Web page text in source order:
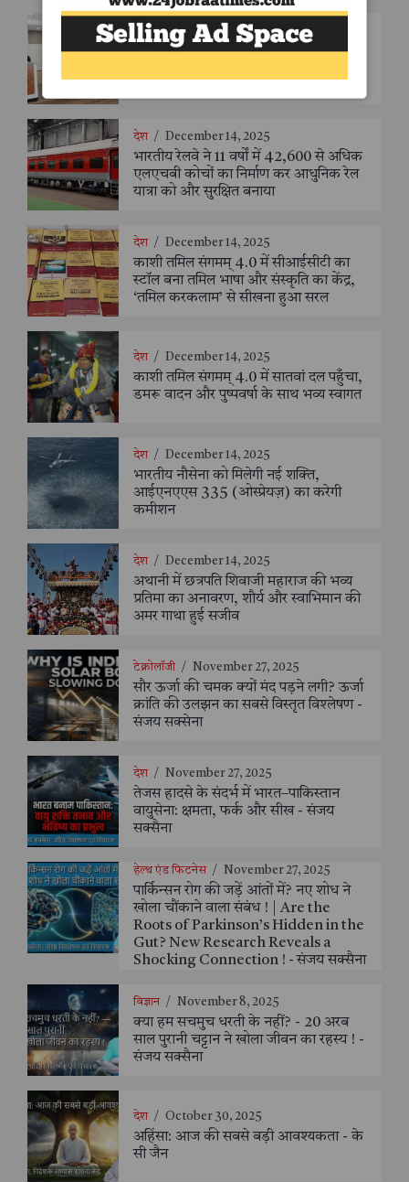
देश / December 16, 2025
प्रोग्राम – 2025 नई दिल्ली में शुरू
देश / December 14, 2025
भारतीय रेलवे ने 11 वर्षों में 42,600 से अधिक
एलएचबी कोचों का निर्माण कर आधुनिक रेल
यात्रा को और सुरक्षित बनाया
देश / December 14, 2025
काशी तमिल संगमम् 4.0 में सीआईसीटी का
स्टॉल बना तमिल भाषा और संस्कृति का केंद्र,
‘तमिल करकलाम’ से सीखना हुआ सरल
देश / December 14, 2025
काशी तमिल संगमम् 4.0 में सातवां दल पहुँचा,
डमरू वादन और पुष्पवर्षा के साथ भव्य स्वागत
देश / December 14, 2025
भारतीय नौसेना को मिलेगी नई शक्ति,
आईएनएएस 335 (ओस्प्रेयज़) का करेगी
कमीशन
देश / December 14, 2025
अथानी में छत्रपति शिवाजी महाराज की भव्य
प्रतिमा का अनावरण, शौर्य और स्वाभिमान की
अमर गाथा हुई सजीव
टेक्नोलॉजी / November 27, 2025
सौर ऊर्जा की चमक क्यों मंद पड़ने लगी? ऊर्जा
क्रांति की उलझन का सबसे विस्तृत विश्लेषण -
संजय सक्सेना
देश / November 27, 2025
तेजस हादसे के संदर्भ में भारत–पाकिस्तान
वायुसेना: क्षमता, फर्क और सीख - संजय
सक्सैना
हेल्थ एंड फिटनेस / November 27, 2025
पार्किन्सन रोग की जड़ें आंतों में? नए शोध ने
खोला चौंकाने वाला संबंध ! | Are the
Roots of Parkinson’s Hidden in the
Gut? New Research Reveals a
Shocking Connection ! - संजय सक्सैना
विज्ञान / November 8, 2025
क्या हम सचमुच धरती के नहीं? - 20 अरब
साल पुरानी चट्टान ने खोला जीवन का रहस्य ! -
संजय सक्सैना
देश / October 30, 2025
अहिंसा: आज की सबसे बड़ी आवश्यकता - के
सी जैन